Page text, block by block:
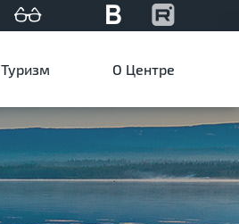
Туризм О Центре